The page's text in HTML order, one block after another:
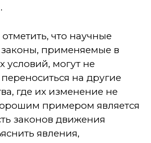
что научные
применяемые в
условий, могут не
на другие
где их изменение не
примером является
законов движения
явления,